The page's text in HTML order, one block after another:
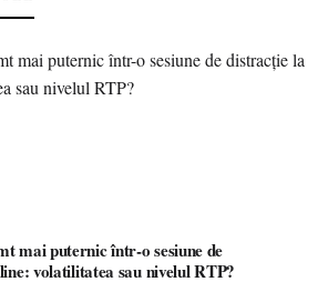
mai puternic într-o sesiune de
volatilitatea sau nivelul RTP?